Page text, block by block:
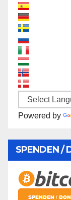
Powered by
SPENDEN /